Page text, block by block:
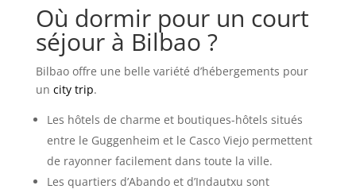
Où dormir pour un court
séjour à Bilbao ?
Bilbao offre une belle variété d’hébergements pour
un city trip.
Les hôtels de charme et boutiques-hôtels situés
entre le Guggenheim et le Casco Viejo permettent
de rayonner facilement dans toute la ville.
Les quartiers d’Abando et d’Indautxu sont